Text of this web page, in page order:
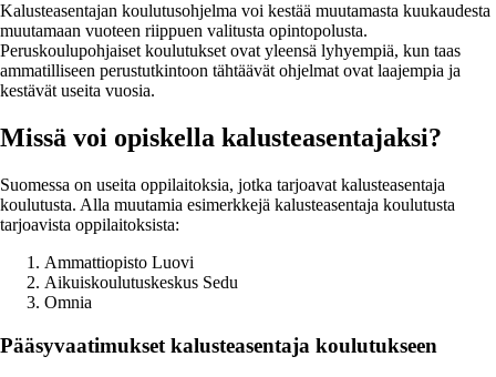
Kalusteasentajan koulutusohjelma voi kestää muutamasta kuukaudesta
muutamaan vuoteen riippuen valitusta opintopolusta.
Peruskoulupohjaiset koulutukset ovat yleensä lyhyempiä, kun taas
ammatilliseen perustutkintoon tähtäävät ohjelmat ovat laajempia ja
kestävät useita vuosia.
Missä voi opiskella kalusteasentajaksi?
Suomessa on useita oppilaitoksia, jotka tarjoavat kalusteasentaja
koulutusta. Alla muutamia esimerkkejä kalusteasentaja koulutusta
tarjoavista oppilaitoksista:
Ammattiopisto Luovi
Aikuiskoulutuskeskus Sedu
Omnia
Pääsyvaatimukset kalusteasentaja koulutukseen